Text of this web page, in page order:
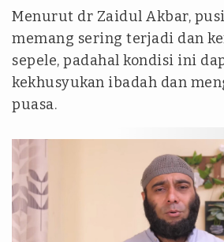
Menurut dr Zaidul Akbar,
memang sering terjadi dan
sepele, padahal kondisi ini
kekhusyukan ibadah dan
puasa.